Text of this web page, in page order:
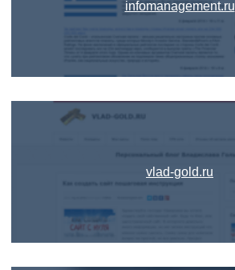
infomanagement.ru
vlad-gold.ru